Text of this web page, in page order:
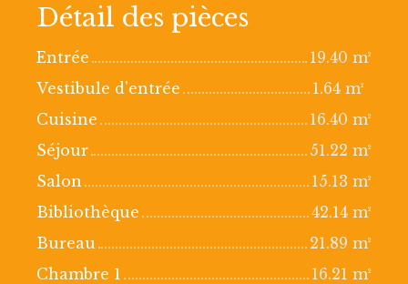
Détail des pièces
Entrée
19.40 m²
Vestibule d'entrée
1.64 m²
Cuisine
16.40 m²
Séjour
51.22 m²
Salon
15.13 m²
Bibliothèque
42.14 m²
Bureau
21.89 m²
Chambre 1
16.21 m²